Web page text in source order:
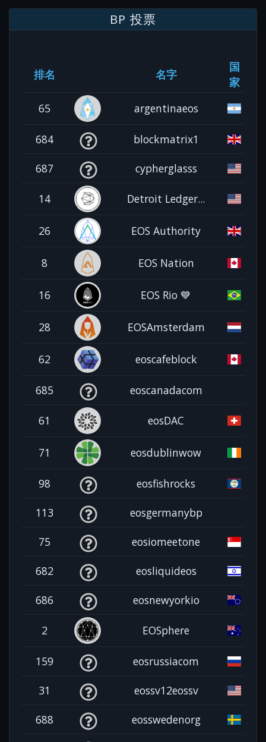
BP 投票
排名 名字
国
家
65
argentinaeos
684 blockmatrix1
687 cypherglasss
14 Detroit Ledger...
26 EOS Authority
8 EOS Nation
16 EOS Rio 💙
28 EOSAmsterdam
62 eoscafeblock
685 eoscanadacom
61 eosDAC
71 eosdublinwow
98 eosfishrocks
113 eosgermanybp
75 eosiomeetone
682 eosliquideos
686 eosnewyorkio
2 EOSphere
159 eosrussiacom
31 eossv12eossv
688 eosswedenorg